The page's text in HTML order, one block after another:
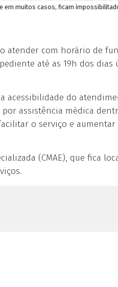
em muitos casos, ficam
atender com horário de
até as 19h dos dias
acessibilidade do
assistência médica
o serviço e
(CMAE), que fica